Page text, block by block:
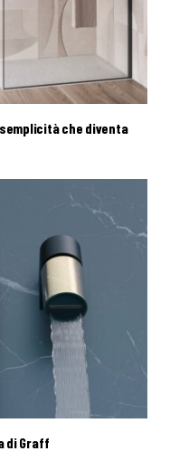
che diventa
di Graff